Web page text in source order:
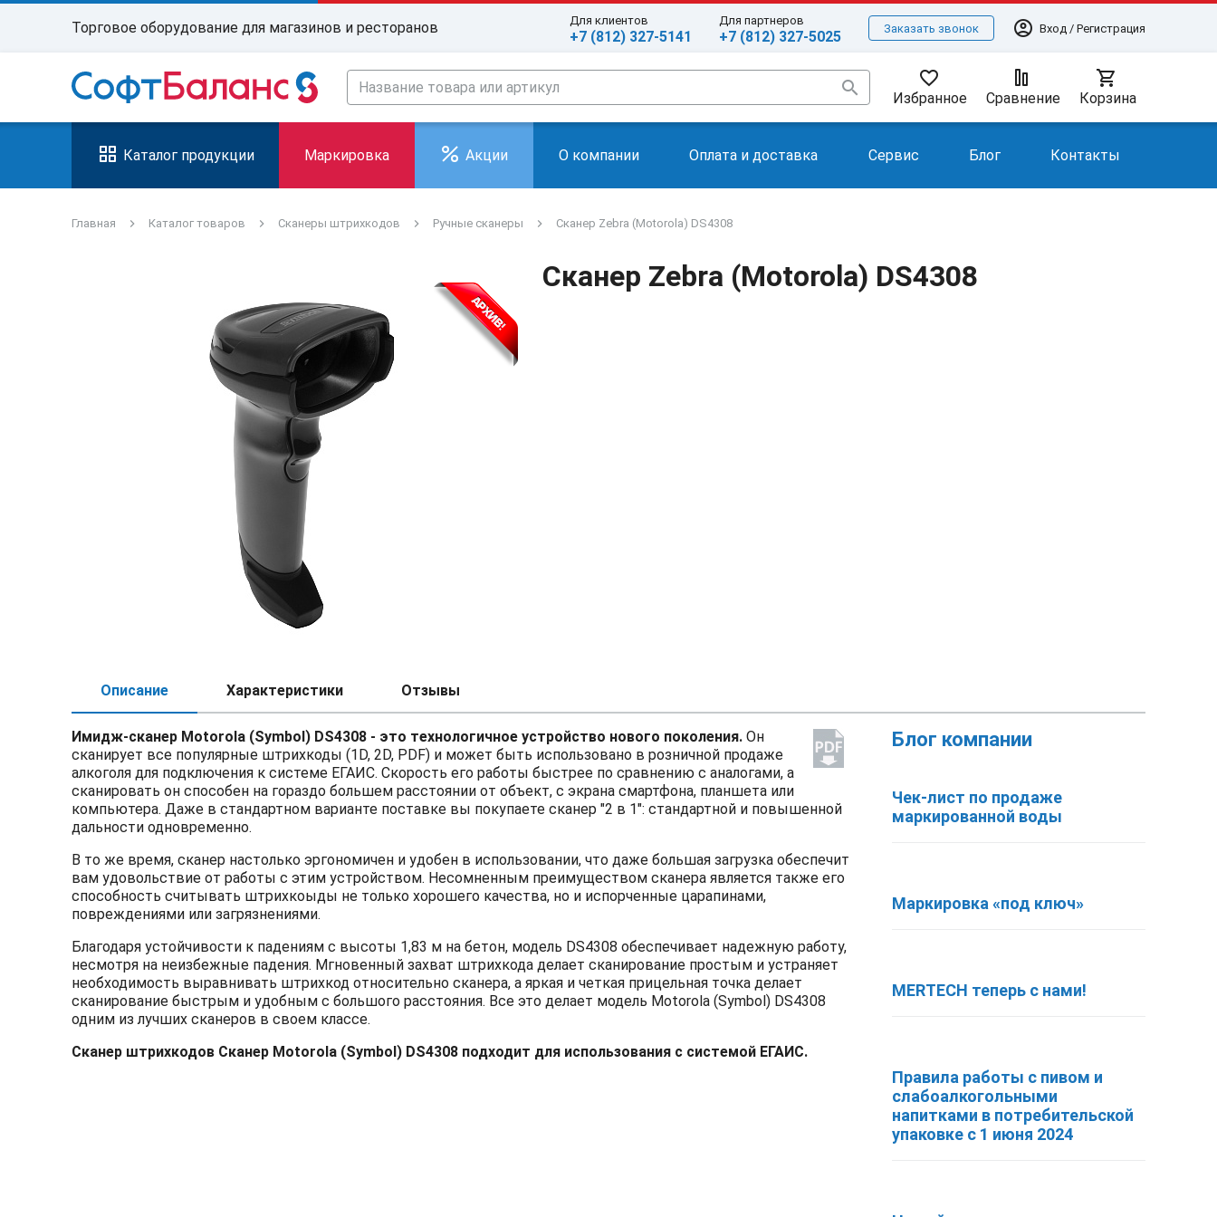
Торговое оборудование для магазинов и ресторанов Для клиентов
+7 (812) 327-5141
Для партнеров
+7 (812) 327-5025 Заказать звонок account_circle Вход / Регистрация
search favorite_border
Избранное Сравнение
shopping_cart
Корзина
Каталог продукции Маркировка Акции О компании Оплата и доставка Сервис Блог Контакты
Главная Каталог товаров Сканеры штрихкодов Ручные сканеры Сканер Zebra (Motorola) DS4308
Сканер Zebra (Motorola) DS4308
Описание Характеристики Отзывы
Имидж-сканер Motorola (Symbol) DS4308 - это технологичное устройство нового поколения. Он
сканирует все популярные штрихкоды (1D, 2D, PDF) и может быть использовано в розничной продаже
алкоголя для подключения к системе ЕГАИС. Скорость его работы быстрее по сравнению с аналогами, а
сканировать он способен на гораздо большем расстоянии от объект, с экрана смартфона, планшета или
компьютера. Даже в стандартном варианте поставке вы покупаете сканер "2 в 1": стандартной и повышенной
дальности одновременно.
В то же время, сканер настолько эргономичен и удобен в использовании, что даже большая загрузка обеспечит
вам удовольствие от работы с этим устройством. Несомненным преимуществом сканера является также его
способность считывать штрихкоыды не только хорошего качества, но и испорченные царапинами,
повреждениями или загрязнениями.
Благодаря устойчивости к падениям с высоты 1,83 м на бетон, модель DS4308 обеспечивает надежную работу,
несмотря на неизбежные падения. Мгновенный захват штрихкода делает сканирование простым и устраняет
необходимость выравнивать штрихкод относительно сканера, а яркая и четкая прицельная точка делает
сканирование быстрым и удобным с большого расстояния. Все это делает модель Motorola (Symbol) DS4308
одним из лучших сканеров в своем классе.
Сканер штрихкодов Сканер Motorola (Symbol) DS4308 подходит для использования с системой ЕГАИС.
Блог компании
Чек-лист по продаже
маркированной воды
Маркировка «под ключ»
MERTECH теперь с нами!
Правила работы с пивом и
слабоалкогольными
напитками в потребительской
упаковке с 1 июня 2024